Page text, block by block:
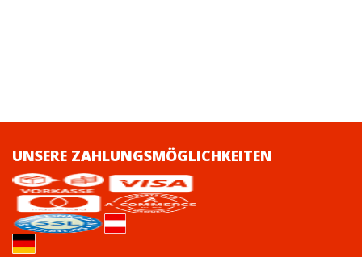
UNSERE ZAHLUNGSMÖGLICHKEITEN